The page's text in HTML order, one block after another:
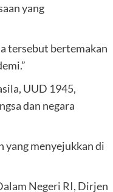
yang
tersebut bertemakan
UUD 1945,
dan negara
yang menyejukkan di
Negeri RI, Dirjen